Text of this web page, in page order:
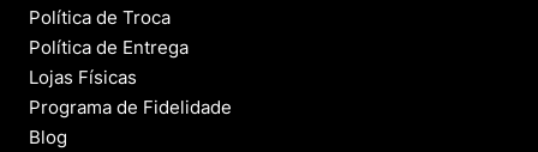
Política de Troca
Política de Entrega
Lojas Físicas
Programa de Fidelidade
Blog